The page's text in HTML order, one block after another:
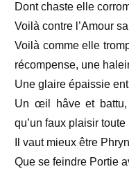
Dont chaste elle
Voilà contre l’Amour
Voilà comme elle
récompense, une
Une glaire épaissie
Un œil hâve et
qu’un faux plaisir
Il vaut mieux être
Que se feindre Portie